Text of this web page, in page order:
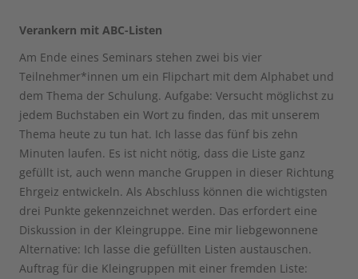
Verankern mit ABC-Listen
Am Ende eines Seminars stehen zwei bis vier
Teilnehmer*innen um ein Flipchart mit dem Alphabet und
dem Thema der Schulung. Aufgabe: Versucht möglichst zu
jedem Buchstaben ein Wort zu finden, das mit unserem
Thema heute zu tun hat. Ich lasse das fünf bis zehn
Minuten laufen. Es ist nicht nötig, dass die Liste ganz
gefüllt ist, auch wenn manche Gruppen in dieser Richtung
Ehrgeiz entwickeln. Als Abschluss können die wichtigsten
drei Punkte gekennzeichnet werden. Das erfordert eine
Diskussion in der Kleingruppe. Eine mir liebgewonnene
Alternative: Ich lasse die gefüllten Listen austauschen.
Auftrag für die Kleingruppen mit einer fremden Liste: